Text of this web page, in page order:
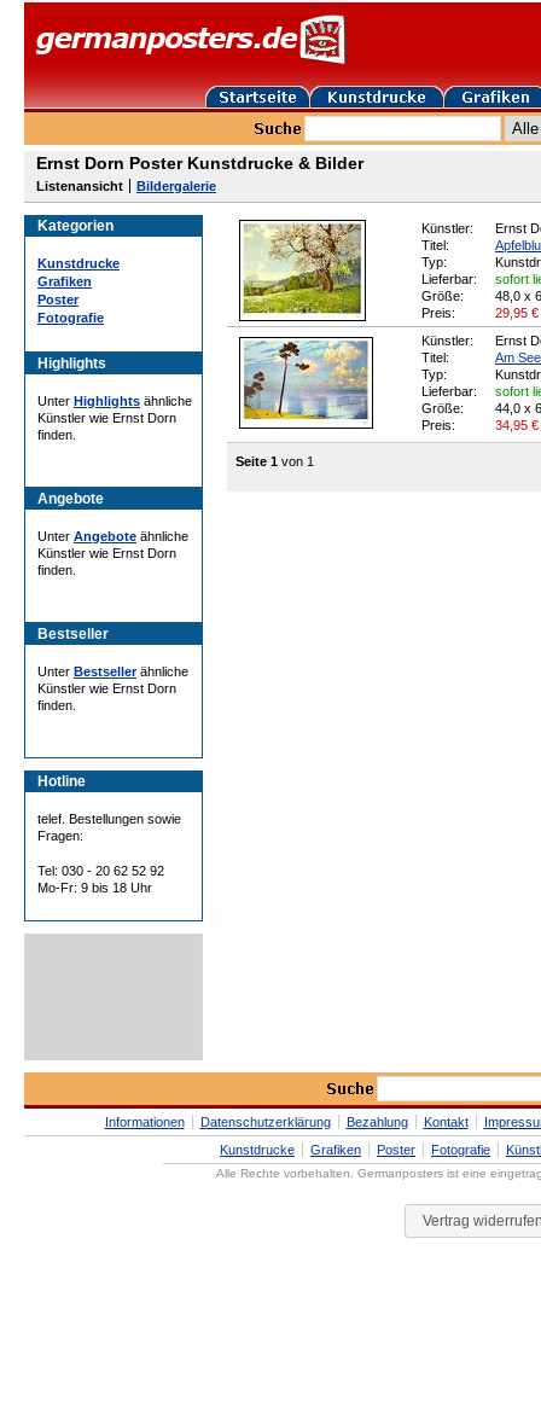
Ernst Dorn Poster Kunstdrucke & Bilder
Listenansicht Bildergalerie
Kategorien
Kunstdrucke
Grafiken
Poster
Fotografie
Highlights
Unter Highlights ähnliche
Künstler wie Ernst Dorn
finden.
Angebote
Unter Angebote ähnliche
Künstler wie Ernst Dorn
finden.
Bestseller
Unter Bestsellerähnliche
Künstler wie Ernst Dorn
finden.
Hotline
telef. Bestellungen sowie
Fragen:
Tel: 030 - 20 62 52 92
Mo-Fr: 9 bis 18 Uhr
Künstler:
Ernst
Titel:
Typ:
Lieferbar:
sofort
Größe:
48,0 x
Preis:
29,95 €
Künstler:
Ernst
Titel:
Am See
Typ:
Lieferbar:
sofort
Größe:
44,0 x
Preis:
34,95 €
Seite 1 von 1
Informationen Datenschutzerklärung Bezahlung Kontakt
Kunstdrucke
Grafiken Poster Fotografie
Alle Rechte vorbehalten. Germanposters ist eine
Vertrag